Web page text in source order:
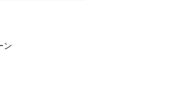
ン